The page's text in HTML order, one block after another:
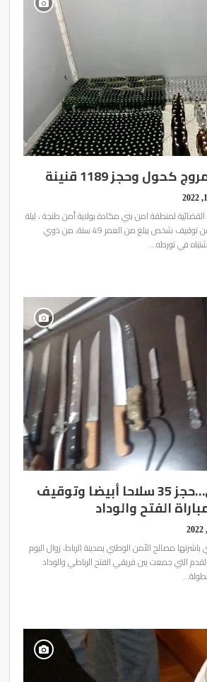
وحجز 1189 قنينة
لمنطقة امن بني مكادة بولاية أمن طنجة ، ليلة
الجمعة 09 شتنبر الجاري، من توقيف شخص يبلغ من العمر 49 سنة، من ذوي
في تورطه…
الشغب الرياضي…حجز 35 سلاحا أبيضا وتوقيف
باشرتها مصالح الأمن الوطني بمدينة الرباط، زوال اليوم
التي جمعت بين فريقي الفتح الرباطي والوداد